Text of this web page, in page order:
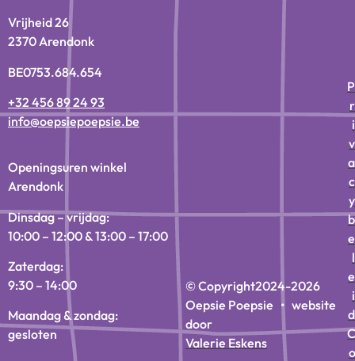
Vrijheid 26
2370 Arendonk
BE0753.684.654
+32 456 89 24 93
info@oepsiepoepsie.be
Openingsuren winkel
Arendonk
Dinsdag – vrijdag:
10:00 – 12:00 & 13:00 – 17:00
Zaterdag:
9:30 – 14:00
Maandag & zondag:
gesloten
© Copyright2024-2026
Oepsie Poepsie • website
door
Valerie Eskens
P
r
i
v
a
c
y
b
e
l
e
i
d
C
o